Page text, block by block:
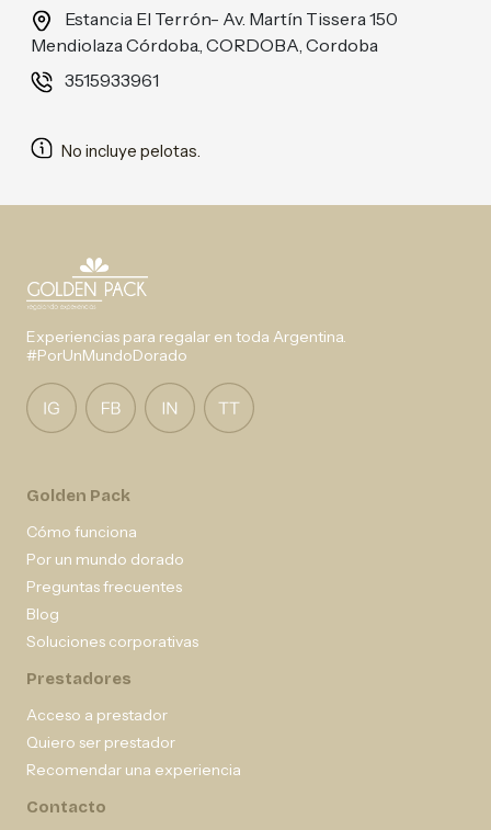
Estancia El Terrón- Av. Martín Tissera 150
Mendiolaza Córdoba., CORDOBA, Cordoba
3515933961
No incluye pelotas.
Experiencias para regalar en toda Argentina.
#PorUnMundoDorado
Golden Pack
Cómo funciona
Por un mundo dorado
Preguntas frecuentes
Blog
Soluciones corporativas
Prestadores
Acceso a prestador
Quiero ser prestador
Recomendar una experiencia
Contacto